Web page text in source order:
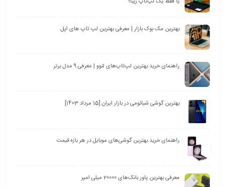
بهترین مک بوک بازار | معرفی بهترین لپ تاپ های اپل
راهنمای خرید بهترین لپ‌تاپ‌های لنوو | معرفی 9 مدل برتر
بهترین گوشی شیائومی در بازار ایران [15 مرداد 1403]
راهنمای خرید بهترین گوشی‌های موبایل در هر بازه قیمت
معرفی بهترین پاور بانک‌های 20000 میلی امپر